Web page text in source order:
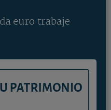
euro trabaje
PATRIMONIO